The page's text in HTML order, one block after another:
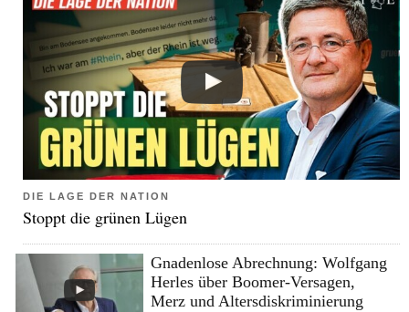
DIE LAGE DER NATION
Stoppt die grünen Lügen
Gnadenlose Abrechnung: Wolfgang
Herles über Boomer-Versagen,
Merz und Altersdiskriminierung